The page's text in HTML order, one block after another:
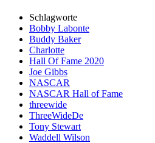
Schlagworte
Bobby Labonte
Buddy Baker
Charlotte
Hall Of Fame 2020
Joe Gibbs
NASCAR
NASCAR Hall of Fame
threewide
ThreeWideDe
Tony Stewart
Waddell Wilson